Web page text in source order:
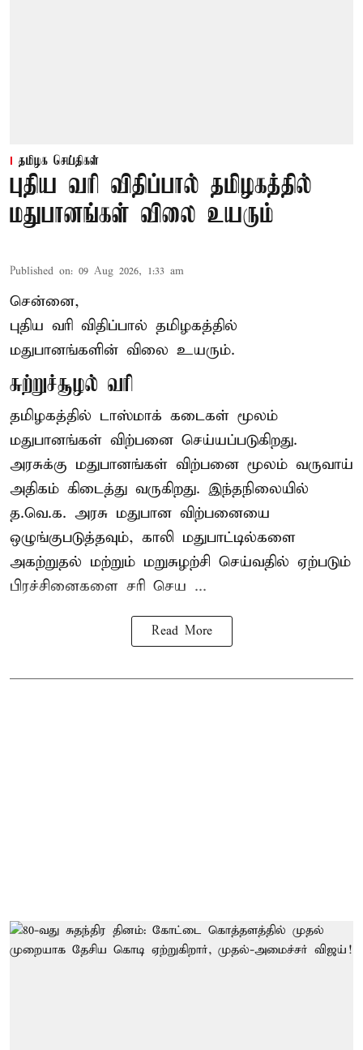
தமிழக செய்திகள்
புதிய வரி விதிப்பால் தமிழகத்தில்
மதுபானங்கள் விலை உயரும்
Published on: 09 Aug 2026, 1:33 am
சென்னை,
புதிய வரி விதிப்பால் தமிழகத்தில்
மதுபானங்களின் விலை உயரும்.
சுற்றுச்சூழல் வரி
தமிழகத்தில் டாஸ்மாக் கடைகள் மூலம்
மதுபானங்கள் விற்பனை செய்யப்படுகிறது.
அரசுக்கு மதுபானங்கள் விற்பனை மூலம் வருவாய்
அதிகம் கிடைத்து வருகிறது. இந்தநிலையில்
த.வெ.க. அரசு மதுபான விற்பனையை
ஒழுங்குபடுத்தவும், காலி மதுபாட்டில்களை
அகற்றுதல் மற்றும் மறுசுழற்சி செய்வதில் ஏற்படும்
பிரச்சினைகளை சரி செய ...
Read More